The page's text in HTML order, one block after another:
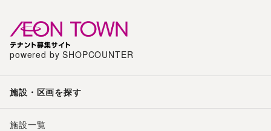
powered by SHOPCOUNTER
施設・区画を探す
施設一覧